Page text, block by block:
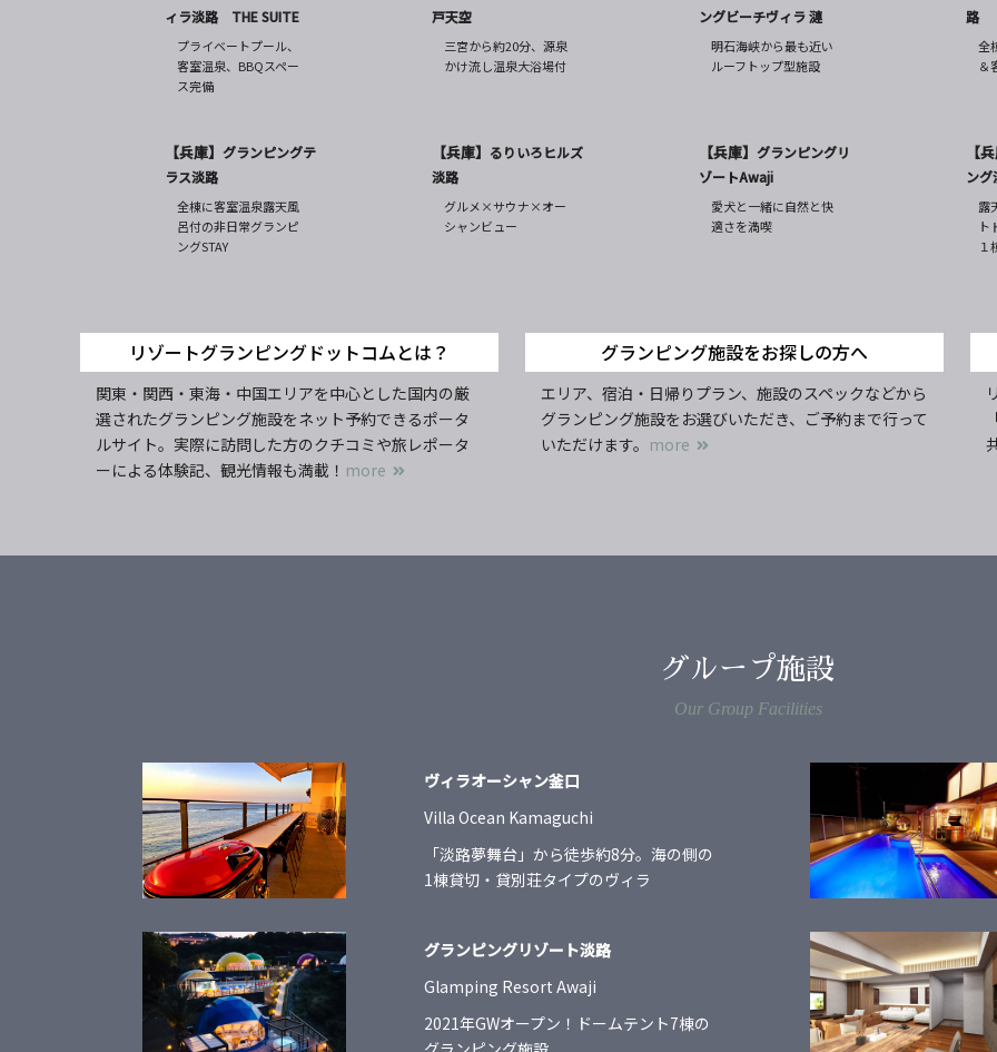
ィラ淡路 THE SUITE
プライベートプール、
客室温泉、BBQスペー
ス完備
戸天空
三宮から約20分、源泉
かけ流し温泉大浴場付
ングビーチヴィラ 漣
明石海峡から最も近い
ルーフトップ型施設
路
全
＆
【兵庫】 グランピングテ
ラス淡路
全棟に客室温泉露天風
呂付の非日常グランピ
ングSTAY
【兵庫】 るりいろヒルズ
淡路
グルメ×サウナ×オー
シャンビュー
【兵庫】 グランピングリ
ゾートAwaji
愛犬と一緒に自然と快
適さを満喫
【
ング
露
ト
１
リゾートグランピングドットコムとは？
関東・関西・東海・中国エリアを中心とした国内の厳
選されたグランピング施設をネット予約できるポータ
ルサイト。実際に訪問した方のクチコミや旅レポータ
ーによる体験記、観光情報も満載！ more
グランピング施設をお探しの方へ
エリア、宿泊・日帰りプラン、施設のスペックなどから
グランピング施設をお選びいただき、ご予約まで行って
いただけます。 more
グループ施設
Our Group Facilities
ヴィラオーシャン釜口
Villa Ocean Kamaguchi
「淡路夢舞台」から徒歩約8分。海の側の
1棟貸切・貸別荘タイプのヴィラ
グランピングリゾート淡路
Glamping Resort Awaji
2021年GWオープン！ドームテント7棟の